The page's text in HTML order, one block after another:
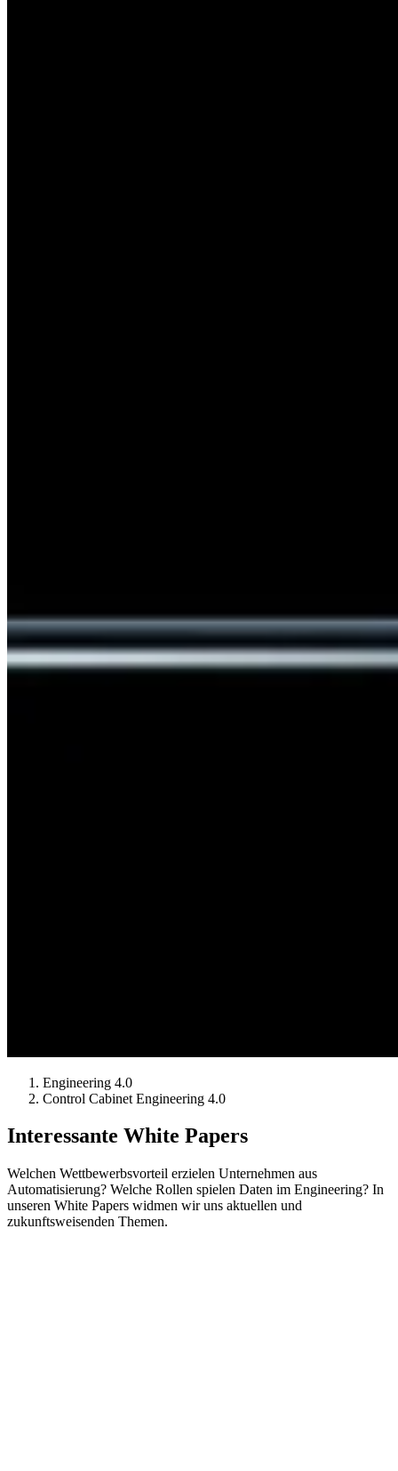
Engineering 4.0
Control Cabinet Engineering 4.0
Interessante White Papers
Welchen Wettbewerbsvorteil erzielen Unternehmen aus
Automatisierung? Welche Rollen spielen Daten im Engineering? In
unseren White Papers widmen wir uns aktuellen und
zukunftsweisenden Themen.